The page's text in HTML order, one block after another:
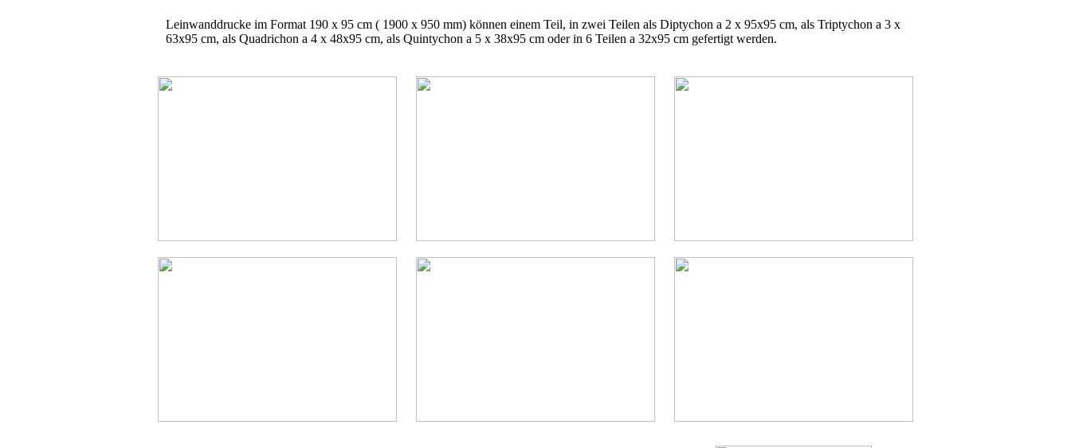
Leinwanddrucke im Format 190 x 95 cm ( 1900 x 950 mm) können einem Teil, in zwei Teilen als Diptychon a 2 x 95x95 cm, als Triptychon a 3 x
63x95 cm, als Quadrichon a 4 x 48x95 cm, als Quintychon a 5 x 38x95 cm oder in 6 Teilen a 32x95 cm gefertigt werden.